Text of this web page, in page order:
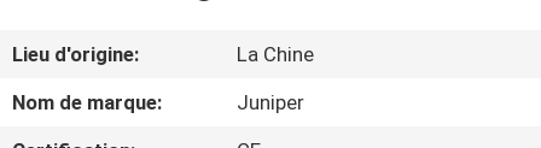
VIDÉOS
Lieu d'origine:
La Chine
Nom de marque:
Juniper